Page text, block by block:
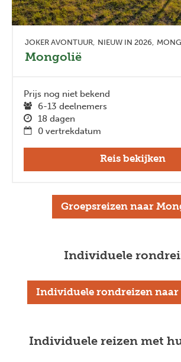
JOKER AVONTUUR NIEUW IN 2026
Mongolië
Prijs nog niet bekend
6-13 deelnemers
18 dagen
0 vertrekdatum
Reis bekijken
Groepsreizen naar
Individuele
Individuele rondreizen naar
Individuele reizen met